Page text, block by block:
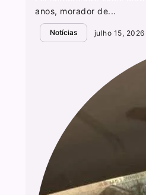
anos, morador de...
Notícias julho 15, 2026